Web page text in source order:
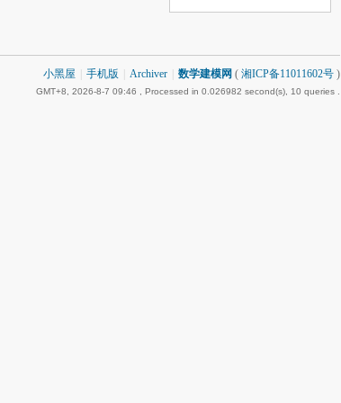
小黑屋 手机版 Archiver 数学建模网 ( 湘ICP备11011602号 )
GMT+8, 2026-8-7 09:46 , Processed in 0.026982 second(s), 10 queries .